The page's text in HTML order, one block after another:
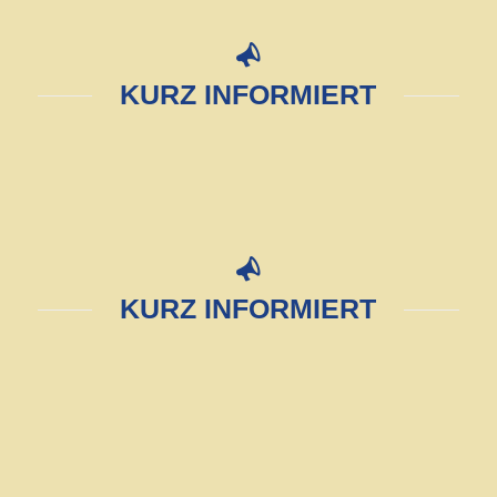
KURZ INFORMIERT
KURZ INFORMIERT